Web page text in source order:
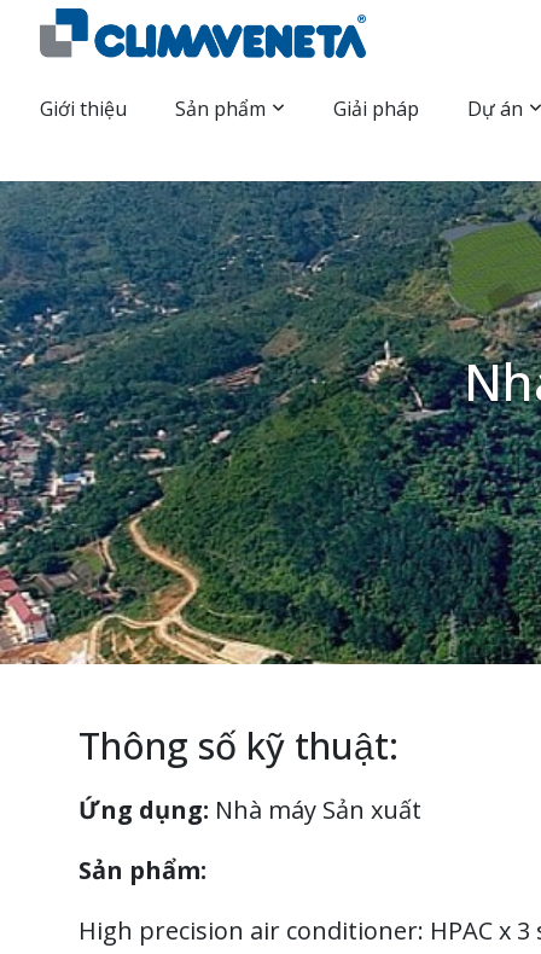
Giới thiệu Sản phẩm Giải pháp Dự án
Thông số kỹ thuật:
Ứng dụng: Nhà máy Sản xuất
Sản phẩm:
High precision air conditioner: HPAC x 3